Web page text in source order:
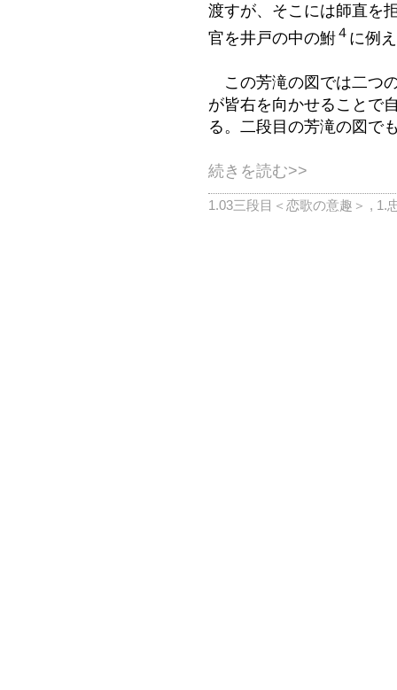
渡すが、そこには師直を
官を井戸の中の鮒４ に例
この芳滝の図では二つ
が皆右を向かせることで
る。 二段目の芳滝の図で
続きを読む>>
1.03三段目＜恋歌の意趣＞ , 1.